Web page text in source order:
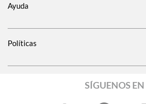
Ayuda
Políticas
SÍGUENOS EN